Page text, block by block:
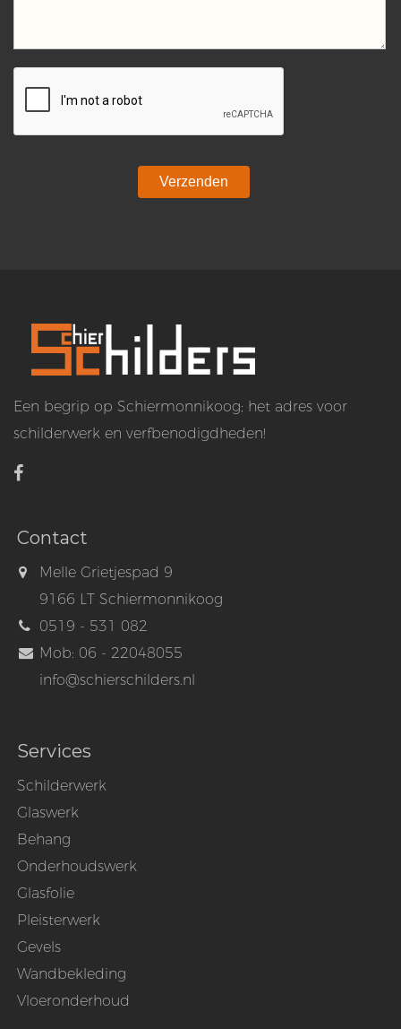
Een begrip op Schiermonnikoog; het adres voor
schilderwerk en verfbenodigdheden!
Contact
Melle Grietjespad 9
9166 LT Schiermonnikoog
0519 - 531 082
Mob: 06 - 22048055
info@schierschilders.nl
Services
Schilderwerk
Glaswerk
Behang
Onderhoudswerk
Glasfolie
Pleisterwerk
Gevels
Wandbekleding
Vloeronderhoud